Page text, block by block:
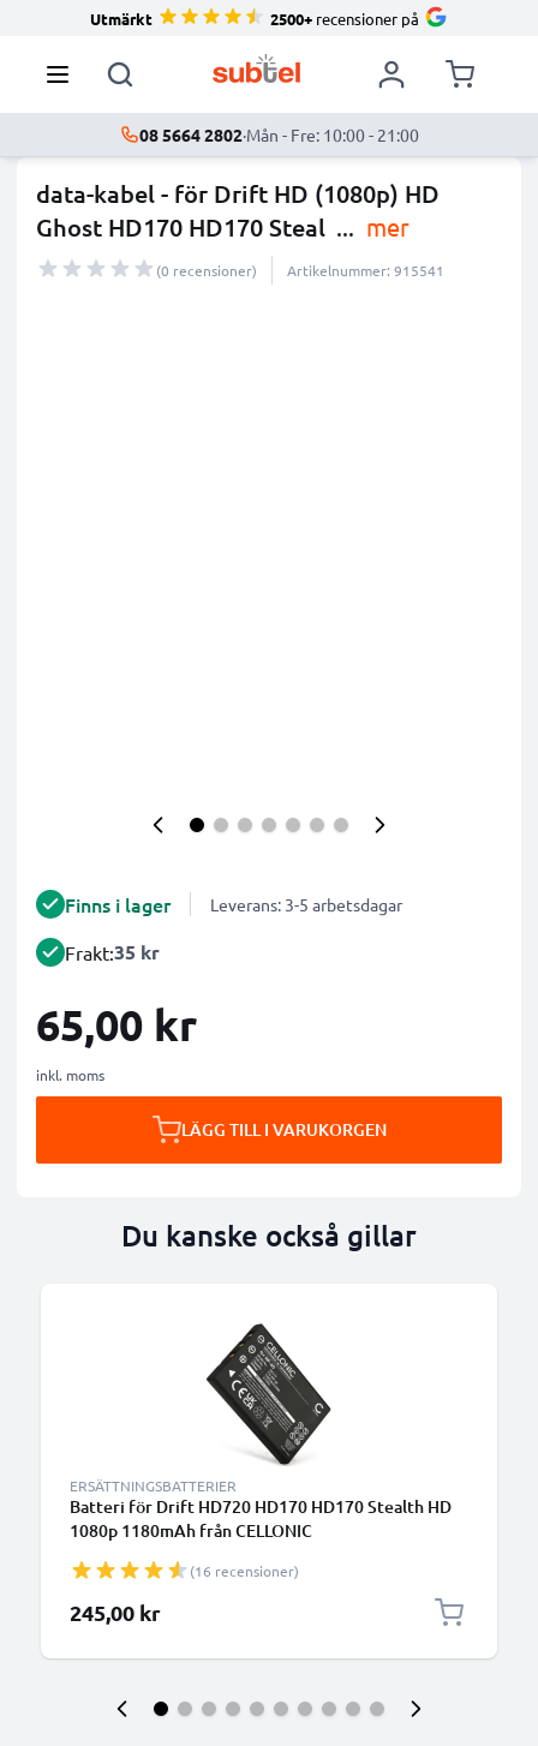
Utmärkt 2500+ recensioner på
08 5664 2802·Mån - Fre: 10:00 - 21:00
data-kabel - för Drift HD (1080p) HD
Ghost HD170 HD170 Steal ... mer
(0 recensioner) Artikelnummer: 915541
Finns i lager Leverans: 3-5 arbetsdagar
Frakt:35 kr
65,00 kr
inkl. moms
LÄGG TILL I VARUKORGEN
Du kanske också gillar
ERSÄTTNINGSBATTERIER
Batteri för Drift HD720 HD170 HD170 Stealth HD
1080p 1180mAh från CELLONIC
(16 recensioner)
245,00 kr